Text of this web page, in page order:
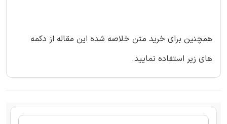
همچنین برای خرید متن خلاصه شده این مقاله از دکمه
های زیر استفاده نمایید.